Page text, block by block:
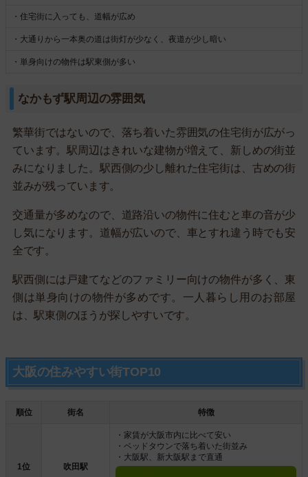
・住宅街に入っても、道幅が広め
・大通りから一本奥の道は街灯が少なく、夜道が少し暗い
・単身向けの物件は駅東側が多い
なかもず駅周辺の雰囲気
繁華街ではないので、落ち着いた雰囲気の住宅街が広がっ
ています。駅周辺はきれいな建物が増えて、新しめの街並
みになりました。駅西側の少し離れた住宅街は、古めの街
並みが残っています。
交通量が多めなので、道路沿いの物件に住むと車の音が少
し気になります。道幅が広いので、車とすれ違う時でも安
全です。
駅西側には戸建てなどのファミリー向けの物件が多く、東
側は単身向けの物件が多めです。一人暮らし用のお部屋
は、駅東側のほうが探しやすいです。
大阪の住みやすい街TOP10
順位 街名 特徴
1位 吹田駅
・家賃が大阪市内に比べて安い
・ベッドタウンで落ち着いた街並み
・大阪駅、新大阪駅まで直通